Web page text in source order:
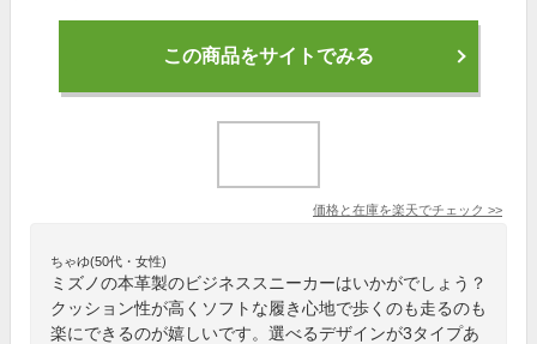
この商品をサイトでみる
価格と在庫を楽天でチェック >>
ちゃゆ(50代・女性)
ミズノの本革製のビジネススニーカーはいかがでしょう？
クッション性が高くソフトな履き心地で歩くのも走るのも
楽にできるのが嬉しいです。選べるデザインが3タイプあ